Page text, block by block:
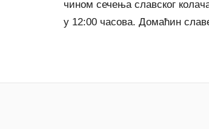
чином сечења славског
у 12:00 часова. Домаћин